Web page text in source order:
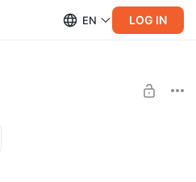
EN LOG IN